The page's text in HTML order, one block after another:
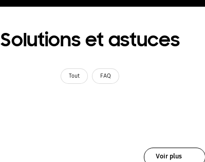
Solutions et astuces
Tout FAQ
Voir plus